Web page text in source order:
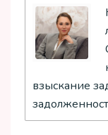
взыскание